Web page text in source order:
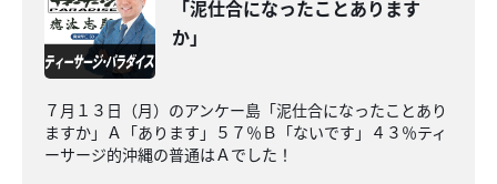
「泥仕合になったことあります
か」
７月１３日（月）のアンケー島「泥仕合になったことあり
ますか」Ａ「あります」５７％Ｂ「ないです」４３％ティ
ーサージ的沖縄の普通はＡでした！